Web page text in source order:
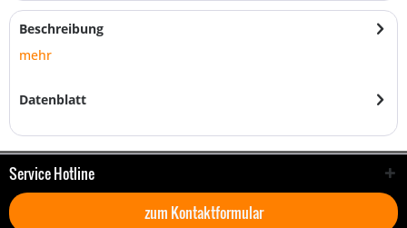
Beschreibung
mehr
Datenblatt
Service Hotline
zum Kontaktformular